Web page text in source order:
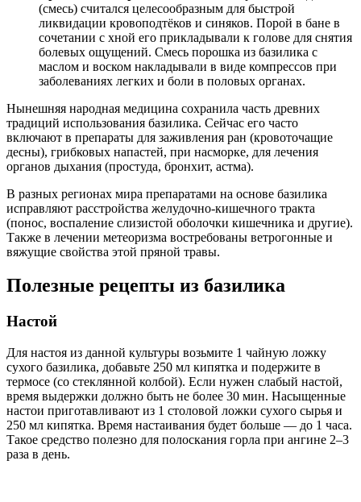
(смесь) считался целесообразным для быстрой
ликвидации кровоподтёков и синяков. Порой в бане в
сочетании с хной его прикладывали к голове для снятия
болевых ощущений. Смесь порошка из базилика с
маслом и воском накладывали в виде компрессов при
заболеваниях легких и боли в половых органах.
Нынешняя народная медицина сохранила часть древних
традиций использования базилика. Сейчас его часто
включают в препараты для заживления ран (кровоточащие
десны), грибковых напастей, при насморке, для лечения
органов дыхания (простуда, бронхит, астма).
В разных регионах мира препаратами на основе базилика
исправляют расстройства желудочно-кишечного тракта
(понос, воспаление слизистой оболочки кишечника и другие).
Также в лечении метеоризма востребованы ветрогонные и
вяжущие свойства этой пряной травы.
Полезные рецепты из базилика
Настой
Для настоя из данной культуры возьмите 1 чайную ложку
сухого базилика, добавьте 250 мл кипятка и подержите в
термосе (со стеклянной колбой). Если нужен слабый настой,
время выдержки должно быть не более 30 мин. Насыщенные
настои приготавливают из 1 столовой ложки сухого сырья и
250 мл кипятка. Время настаивания будет больше — до 1 часа.
Такое средство полезно для полоскания горла при ангине 2–3
раза в день.